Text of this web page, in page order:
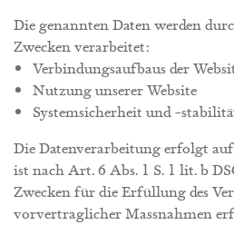
Die genannten Daten werden
Zwecken verarbeitet:
Verbindungsaufbaus der
Nutzung unserer Website
Systemsicherheit und -
Die Datenverarbeitung erfolgt
ist nach Art. 6 Abs. 1 S. 1 lit. b
Zwecken für die Erfüllung des
vorvertraglicher Massnahmen